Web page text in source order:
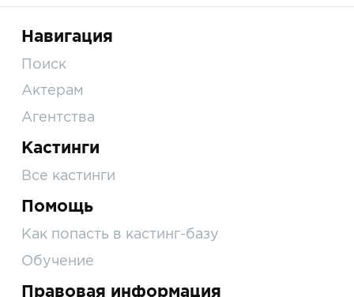
Навигация
Поиск
Актерам
Агентства
Кастинги
Все кастинги
Помощь
Как попасть в кастинг-базу
Обучение
Правовая информация